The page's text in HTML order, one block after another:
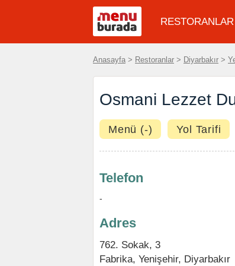
RESTORANLAR
Anasayfa > Restoranlar > Diyarbakır >
Osmani Lezzet
Menü (-) Yol Tarifi
Telefon
-
Adres
762. Sokak, 3
Fabrika, Yenişehir, Diyarbakır